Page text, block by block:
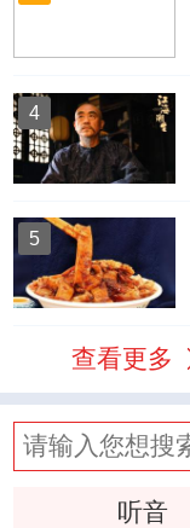
4
5
查看更多
听音